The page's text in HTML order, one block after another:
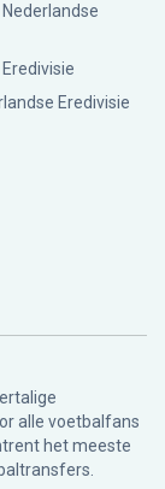
Eredivisie
alle voetbalfans
het meeste